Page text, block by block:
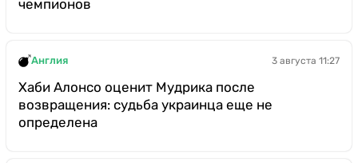
чемпионов
Англия 3 августа 11:27
Хаби Алонсо оценит Мудрика после
возвращения: судьба украинца еще не
определена